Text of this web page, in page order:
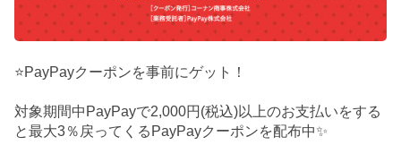
⭐PayPayクーポンを事前にゲット！
対象期間中PayPayで2,000円(税込)以上のお支払いをする
と最大3％戻ってくるPayPayクーポンを配布中✨